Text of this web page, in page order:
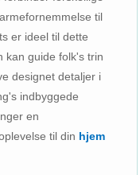
til
er ideel til dette
kan guide folk's trin
designet detaljer i
indbyggede
en
til din hjem